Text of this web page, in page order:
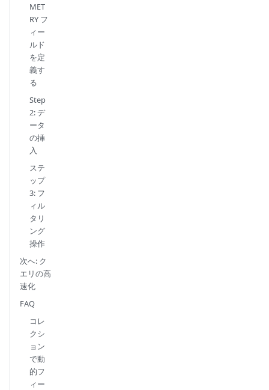
MET
RY フ
ィー
ルド
を定
義す
る
Step
2: デ
ータ
の挿
入
ステ
ップ
3: フ
ィル
タリ
ング
操作
次へ: ク
エリの高
速化
FAQ
コレ
クシ
ョン
で動
的フ
ィー